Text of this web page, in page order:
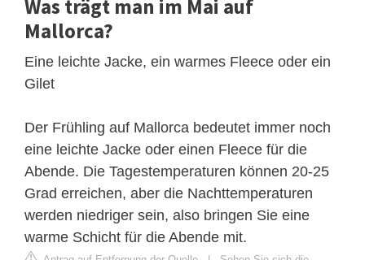
Was trägt man im Mai auf
Mallorca?
Eine leichte Jacke, ein warmes Fleece oder ein
Gilet
Der Frühling auf Mallorca bedeutet immer noch
eine leichte Jacke oder einen Fleece für die
Abende. Die Tagestemperaturen können 20-25
Grad erreichen, aber die Nachttemperaturen
werden niedriger sein, also bringen Sie eine
warme Schicht für die Abende mit.